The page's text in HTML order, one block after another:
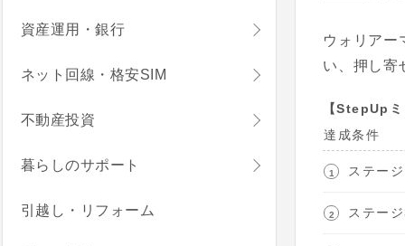
ウォリアー
い、押し寄
【StepUp
達成条件
ステー
ステー
資産運用・銀行
ネット回線・格安SIM
不動産投資
暮らしのサポート
引越し・リフォーム